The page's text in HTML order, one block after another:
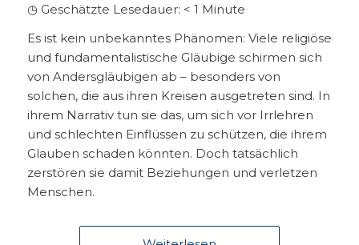
◷ Geschätzte Lesedauer: < 1 Minute
Es ist kein unbekanntes Phänomen: Viele religiöse
und fundamentalistische Gläubige schirmen sich
von Andersgläubigen ab – besonders von
solchen, die aus ihren Kreisen ausgetreten sind. In
ihrem Narrativ tun sie das, um sich vor Irrlehren
und schlechten Einflüssen zu schützen, die ihrem
Glauben schaden könnten. Doch tatsächlich
zerstören sie damit Beziehungen und verletzen
Menschen.